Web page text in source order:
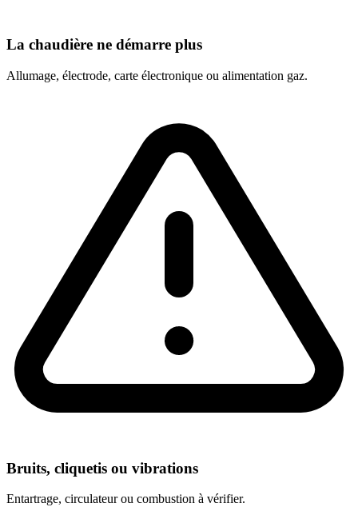
La chaudière ne démarre plus
Allumage, électrode, carte électronique ou alimentation gaz.
Bruits, cliquetis ou vibrations
Entartrage, circulateur ou combustion à vérifier.